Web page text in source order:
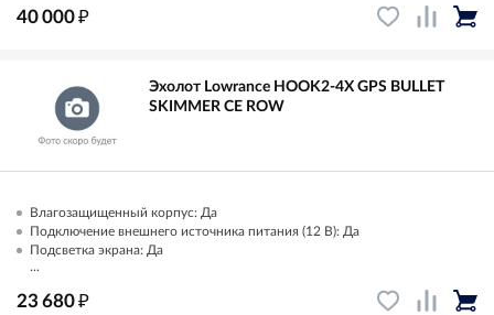
40 000₽
Эхолот Lowrance HOOK2-4X GPS BULLET
SKIMMER CE ROW
Влагозащищенный корпус: Да
Подключение внешнего источника питания (12 В): Да
Подсветка экрана: Да
...
23 680₽